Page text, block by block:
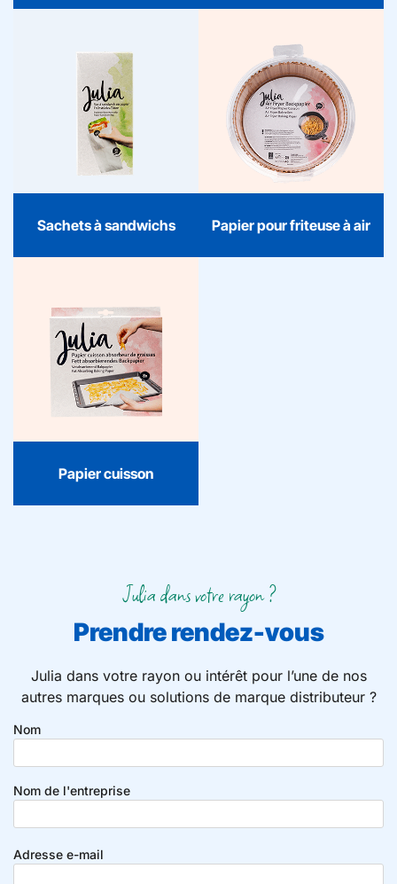
Sachets à sandwichs
Sachets à
sandwichs
Les sachets à sandwichs
Julia gardent votre
déjeuner frais et ordonné.
Qualité fiable et praticité
contemporaine, parfaits
Papier pour friteuse à air
Papier pour friteuse
à air
Avec le papier Airfryer
Julia, cuisiner devient
ordonné et sans souci.
Qualité fiable et design
contemporain rendent
Papier cuisson
Papier cuisson
Le papier cuisson Julia est
la base fiable dans
chaque cuisine : frais,
pratique et toujours utile
pour cuire, rôtir et
Julia dans votre rayon ?
Prendre rendez-vous
Julia dans votre rayon ou intérêt pour l’une de nos
autres marques ou solutions de marque distributeur ?
Nom
Nom de l'entreprise
Adresse e-mail